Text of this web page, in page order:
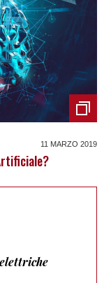
11 MARZO 2019